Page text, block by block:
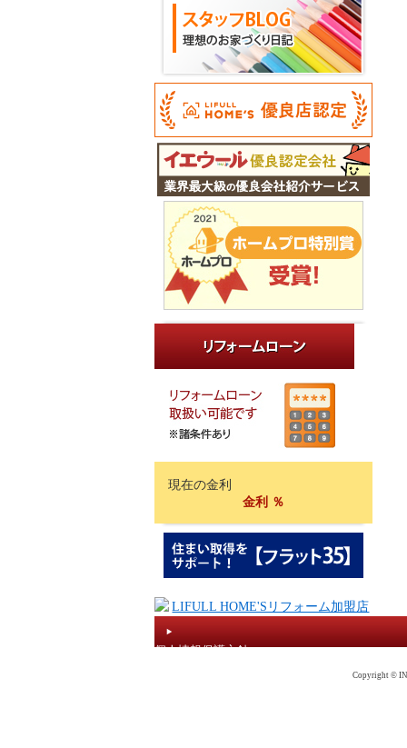
現在の金利
金利 ％
個人情報保護方針
Copyright ©